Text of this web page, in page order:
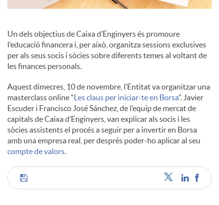
l
s
Un dels objectius de Caixa d’Enginyers és promoure
l’educació financera i, per això, organitza sessions exclusives
per als seus socis i sòcies sobre diferents temes al voltant de
les finances personals.
Aquest dimecres, 10 de novembre, l’Entitat va organitzar una
masterclass online “Les claus per iniciar-te en Borsa”. Javier
Escuder i Francisco José Sánchez, de l’equip de mercat de
capitals de Caixa d’Enginyers, van explicar als socis i les
sòcies assistents el procés a seguir per a invertir en Borsa
amb una empresa real, per després poder-ho aplicar al seu
compte de valors.
C